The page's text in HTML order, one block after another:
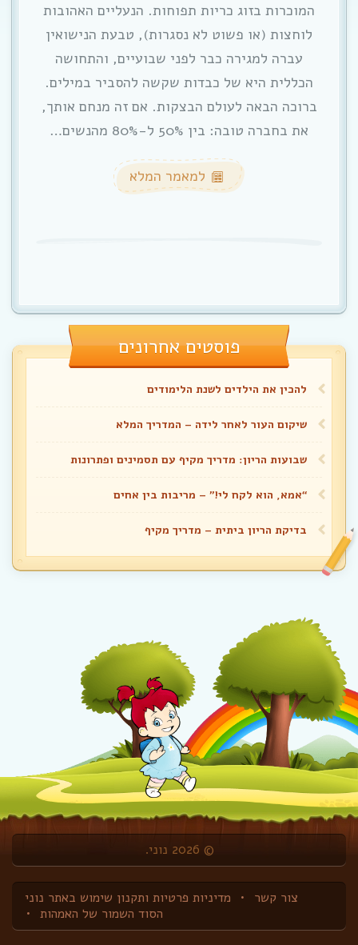
המוכרות בזוג כריות תפוחות. הנעליים האהובות
לוחצות (או פשוט לא נסגרות), טבעת הנישואין
עברה למגירה כבר לפני שבועיים, והתחושה
הכללית היא של כבדות שקשה להסביר במילים.
ברוכה הבאה לעולם הבצקות. אם זה מנחם אותך,
את בחברה טובה: בין 50% ל-80% מהנשים…
למאמר המלא
פוסטים אחרונים
להכין את הילדים לשנת הלימודים
שיקום העור לאחר לידה – המדריך המלא
שבועות הריון: מדריך מקיף עם תסמינים ופתרונות
“אמא, הוא לקח לי!” – מריבות בין אחים
בדיקת הריון ביתית – מדריך מקיף
© 2026 נוני.
מדיניות פרטיות ותקנון שימוש באתר נוני
צור קשר
הסוד השמור של האמהות